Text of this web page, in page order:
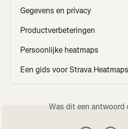
Gegevens en privacy
Productverbeteringen
Persoonlijke heatmaps
Een gids voor Strava Heatmaps
Was dit een antwoord